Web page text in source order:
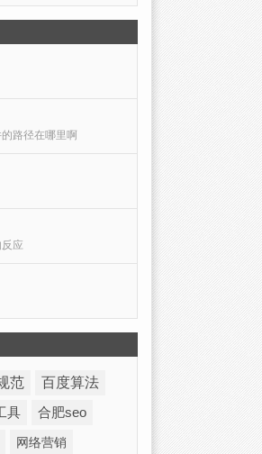
路径在哪里啊
应
范
百度算法
具 合肥seo
网络营销